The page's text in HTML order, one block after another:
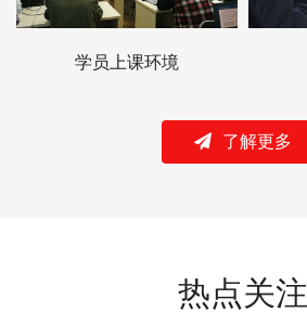
学员上课环境
了解更多
热点关注